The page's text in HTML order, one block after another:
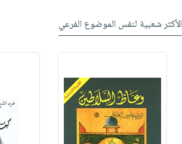
الأكثر شعبية لنفس الموضوع الفرعي